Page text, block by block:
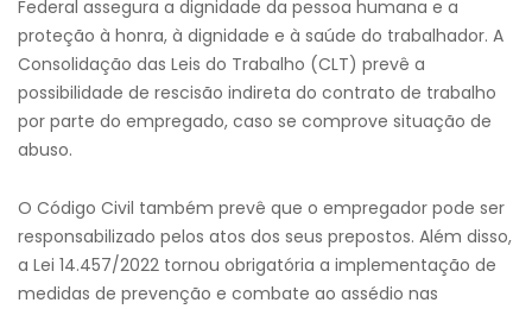
Federal assegura a dignidade da pessoa humana e a
proteção à honra, à dignidade e à saúde do trabalhador. A
Consolidação das Leis do Trabalho (CLT) prevê a
possibilidade de rescisão indireta do contrato de trabalho
por parte do empregado, caso se comprove situação de
abuso.
O Código Civil também prevê que o empregador pode ser
responsabilizado pelos atos dos seus prepostos. Além disso,
a Lei 14.457/2022 tornou obrigatória a implementação de
medidas de prevenção e combate ao assédio nas